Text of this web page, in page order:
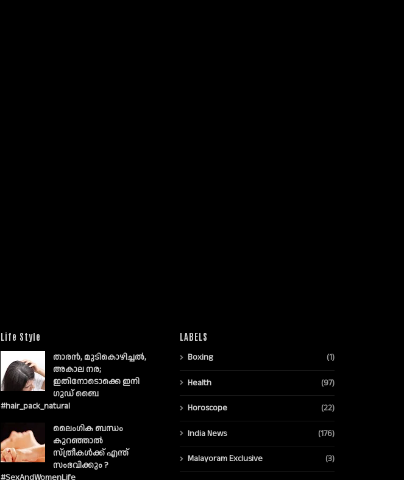
Life Style
താരൻ, മുടികൊഴിച്ചൽ,
അകാല നര;
ഇതിനോടൊക്കെ ഇനി
ഗുഡ് ബൈ
#hair_pack_natural
ലൈംഗിക ബന്ധം
കുറഞ്ഞാല്‍
സ്ത്രീകള്‍ക്ക് എന്ത്
സംഭവിക്കും ?
#SexAndWomenLife
LABELS
Boxing (1)
Health (97)
Horoscope (22)
India News (176)
Malayoram Exclusive (3)